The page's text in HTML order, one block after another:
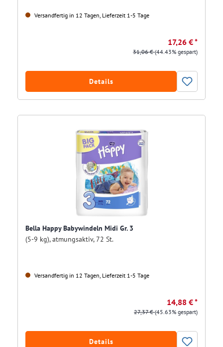
Versandfertig in 12 Tagen, Lieferzeit 1-5 Tage
17,26 € *
31,06 €(44.43% gespart)
Details
Bella Happy Babywindeln Midi Gr. 3
(5-9 kg), atmungsaktiv, 72 St.
Versandfertig in 12 Tagen, Lieferzeit 1-5 Tage
14,88 € *
27,37 €(45.63% gespart)
Details